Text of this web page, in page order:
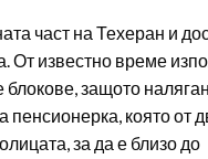
част на Техеран и
От известно време
блокове, защото
пенсионерка, която от
за да е близо до